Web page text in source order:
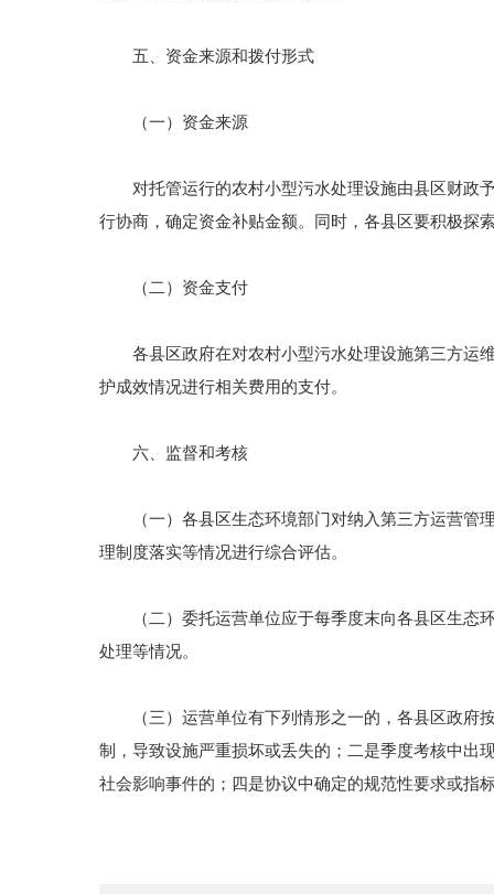
五、资金来源和拨付形式
（一）资金来源
对托管运行的农村小型污水处理设施由县区财政予
行协商，确定资金补贴金额。同时，各县区要积极探
（二）资金支付
各县区政府在对农村小型污水处理设施第三方运维
护成效情况进行相关费用的支付。
六、监督和考核
（一）各县区生态环境部门对纳入第三方运营管理
理制度落实等情况进行综合评估。
（二）委托运营单位应于每季度末向各县区生态环
处理等情况。
（三）运营单位有下列情形之一的，各县区政府按
制，导致设施严重损坏或丢失的；二是季度考核中出
社会影响事件的；四是协议中确定的规范性要求或指